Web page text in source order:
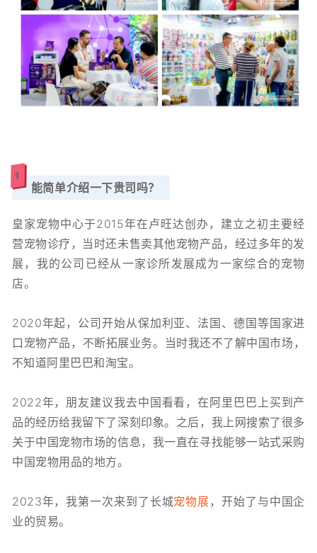
1
能简单介绍一下贵司吗？
皇家宠物中心于2015年在卢旺达创办，建立之初主要经
营宠物诊疗，当时还未售卖其他宠物产品，经过多年的发
展，我的公司已经从一家诊所发展成为一家综合的宠物
店。
2020年起，公司开始从保加利亚、法国、德国等国家进
口宠物产品，不断拓展业务。
当时我还不了解中国市场，
不知道阿里巴巴和淘宝。
2022年，朋友建议我去中国看看，在阿里巴巴上买到产
品的经历给我留下了深刻印象。之后，我上网搜索了很多
关于中国宠物市场的信息，我一直在寻找能够一站式采购
中国宠物用品的地方。
2023年，我第一次来到了长城宠物展 ，开始了与中国企
业的贸易。